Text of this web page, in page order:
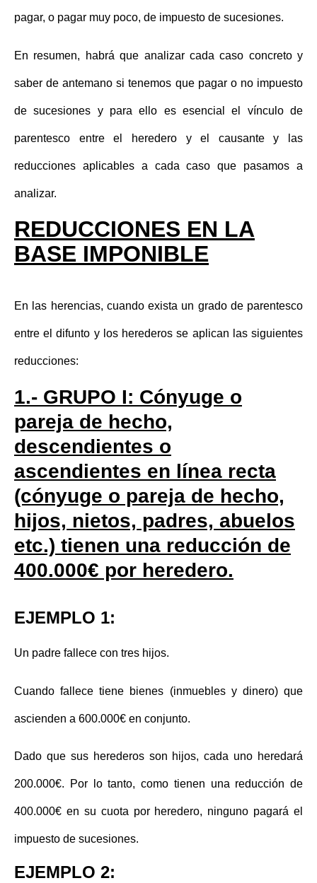
pagar, o pagar muy poco, de impuesto de sucesiones.
En resumen, habrá que analizar cada caso concreto y
saber de antemano si tenemos que pagar o no impuesto
de sucesiones y para ello es esencial el vínculo de
parentesco entre el heredero y el causante y las
reducciones aplicables a cada caso que pasamos a
analizar.
REDUCCIONES EN LA
BASE IMPONIBLE
En las herencias, cuando exista un grado de parentesco
entre el difunto y los herederos se aplican las siguientes
reducciones:
1.- GRUPO I: Cónyuge o
pareja de hecho,
descendientes o
ascendientes en línea recta
(cónyuge o pareja de hecho,
hijos, nietos, padres, abuelos
etc.) tienen una reducción de
400.000€ por heredero.
EJEMPLO 1:
Un padre fallece con tres hijos.
Cuando fallece tiene bienes (inmuebles y dinero) que
ascienden a 600.000€ en conjunto.
Dado que sus herederos son hijos, cada uno heredará
200.000€. Por lo tanto, como tienen una reducción de
400.000€ en su cuota por heredero, ninguno pagará el
impuesto de sucesiones.
EJEMPLO 2: